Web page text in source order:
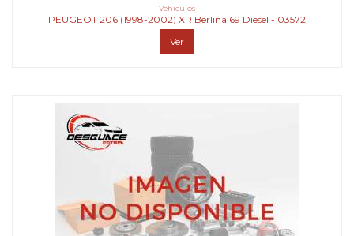
Vehiculos
PEUGEOT 206 (1998-2002) XR Berlina 69 Diesel - 03572
Ver